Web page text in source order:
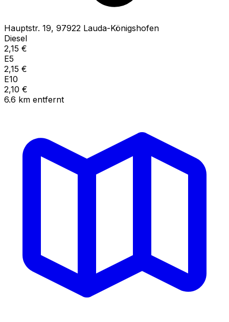
Hauptstr. 19, 97922 Lauda-Königshofen
Diesel
2,15 €
E5
2,15 €
E10
2,10 €
6.6 km entfernt